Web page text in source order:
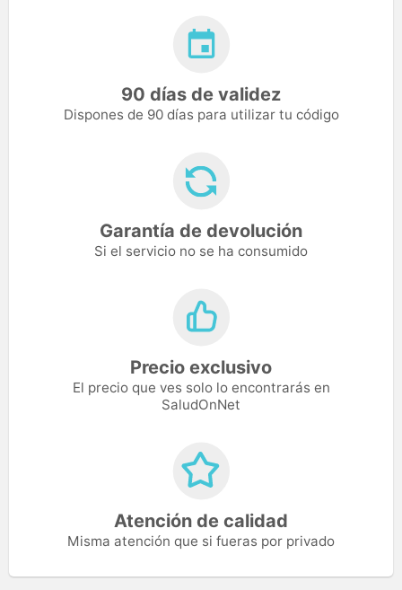
90 días de validez
Dispones de 90 días para utilizar tu código
Garantía de devolución
Si el servicio no se ha consumido
Precio exclusivo
El precio que ves solo lo encontrarás en
SaludOnNet
Atención de calidad
Misma atención que si fueras por privado